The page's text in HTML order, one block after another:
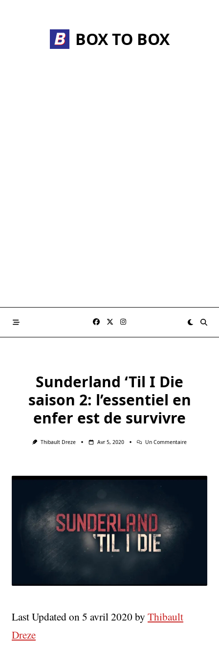
BOX TO BOX
Sunderland ‘Til I Die
saison 2: l’essentiel en
enfer est de survivre
Thibault Dreze Avr 5, 2020 Un CommentaireSur
Saison
Last Updated on 5 avril 2020 by Thibault
Dreze